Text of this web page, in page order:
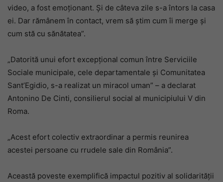
video, a fost emoționant. Și de câteva zile s-a întors la casa
ei. Dar rămânem în contact, vrem să știm cum îi merge și
cum stă cu sănătatea”.
„Datorită unui efort excepțional comun între Serviciile
Sociale municipale, cele departamentale și Comunitatea
Sant’Egidio, s-a realizat un miracol uman” – a declarat
Antonino De Cinti, consilierul social al municipiului V din
Roma.
„Acest efort colectiv extraordinar a permis reunirea
acestei persoane cu rrudele sale din România”.
Această poveste exemplifică impactul pozitiv al solidarității